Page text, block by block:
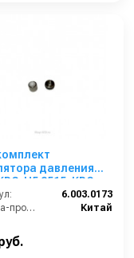
давления
H5 2515, KPC-
KPC-H6 2515,
2818 6.003.0173
6.003.0173
Страна-производитель:
Китай